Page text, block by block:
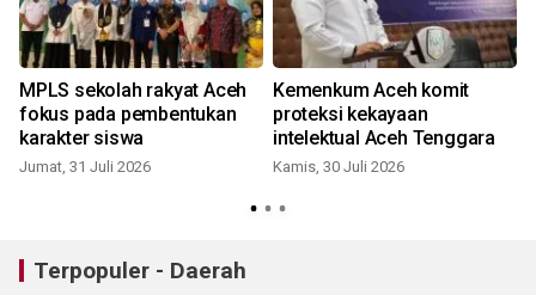
MPLS sekolah rakyat Aceh
fokus pada pembentukan
karakter siswa
Jumat, 31 Juli 2026
Kemenkum Aceh komit
proteksi kekayaan
intelektual Aceh Tenggara
Kamis, 30 Juli 2026
Terpopuler - Daerah